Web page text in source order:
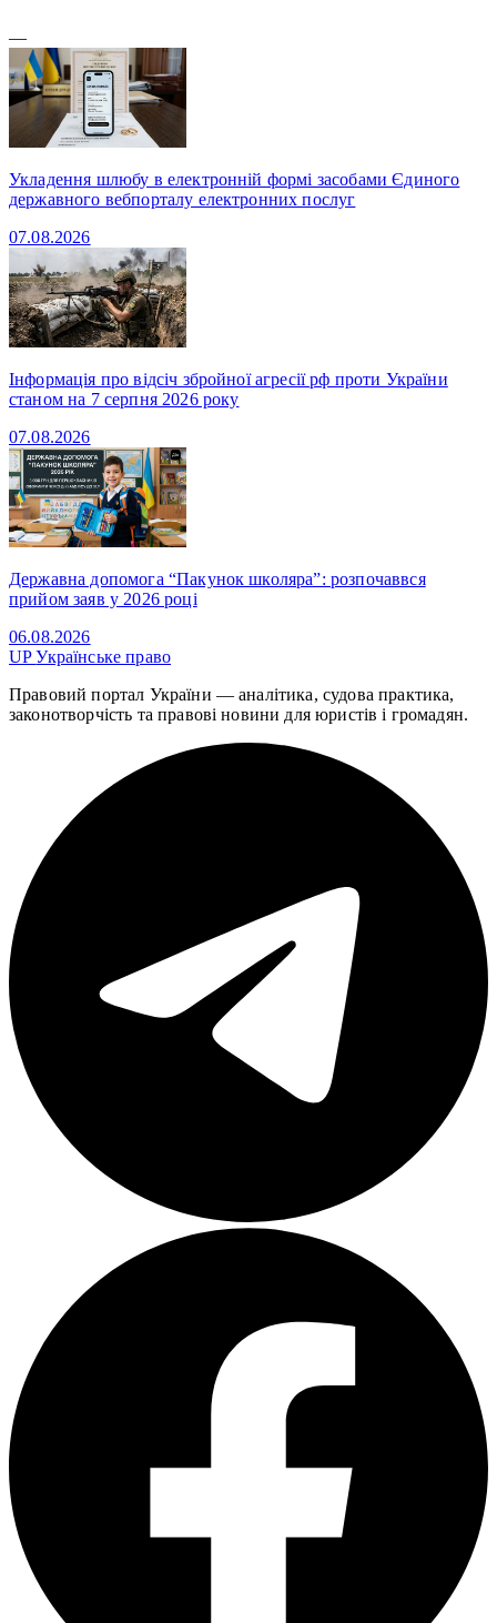
—
Укладення шлюбу в електронній формі засобами Єдиного
державного вебпорталу електронних послуг
07.08.2026
Інформація про відсіч збройної агресії рф проти України
станом на 7 серпня 2026 року
07.08.2026
Державна допомога “Пакунок школяра”: розпочаввся
прийом заяв у 2026 році
06.08.2026
UPУкраїнське право
Правовий портал України — аналітика, судова практика,
законотворчість та правові новини для юристів і громадян.